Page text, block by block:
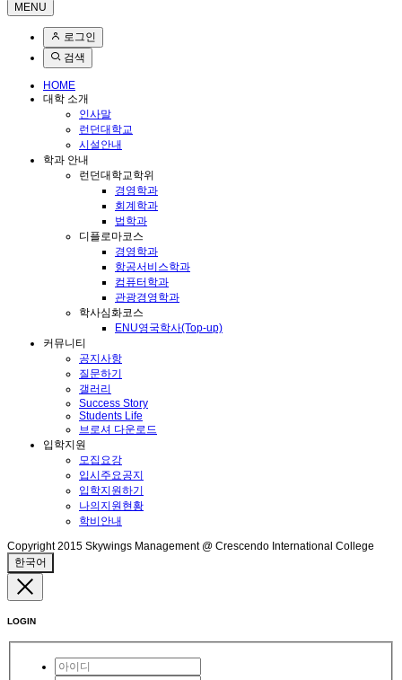
MENU
로그인
검색
HOME
대학 소개
인사말
런던대학교
시설안내
학과 안내
런던대학교학위
경영학과
회계학과
법학과
디플로마코스
경영학과
항공서비스학과
컴퓨터학과
관광경영학과
학사심화코스
ENU영국학사(Top-up)
커뮤니티
공지사항
질문하기
갤러리
Success Story
Students Life
브로셔 다운로드
입학지원
모집요강
입시주요공지
입학지원하기
나의지원현황
학비안내
Copyright 2015 Skywings Management @ Crescendo International College
한국어
LOGIN